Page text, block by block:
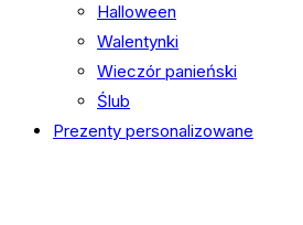
Halloween
Walentynki
Wieczór panieński
Ślub
Prezenty personalizowane